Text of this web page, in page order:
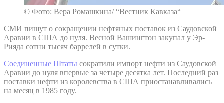
© Фото: Вера Ромашкина/ “Вестник Кавказа“
СМИ пишут о сокращении нефтяных поставок из Саудовской
Аравии в США до нуля. Весной Вашингтон закупал у Эр-
Рияда сотни тысяч баррелей в сутки.
Соединенные Штаты сократили импорт нефти из Саудовской
Аравии до нуля впервые за четыре десятка лет. Последний раз
поставки нефти из королевства в США приостанавливались
на месяц в 1985 году.